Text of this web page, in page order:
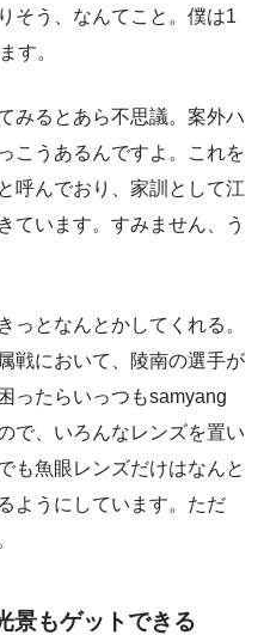
そう、なんてこと。僕は1
す。
みるとあら不思議。案外ハ
こうあるんですよ。これを
と呼んでおり、家訓として江
ています。すみません、う
となんとかしてくれる。
戦において、陵南の選手が
ったらいっつもsamyang
で、いろんなレンズを置い
も魚眼レンズだけはなんと
ようにしています。ただ
景もゲットできる